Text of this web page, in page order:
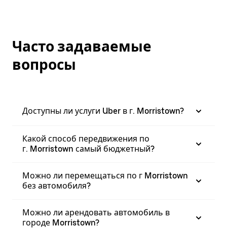
Часто задаваемые
вопросы
Доступны ли услуги Uber в г. Morristown?
Какой способ передвижения по
г. Morristown самый бюджетный?
Можно ли перемещаться по г Morristown
без автомобиля?
Можно ли арендовать автомобиль в
городе Morristown?